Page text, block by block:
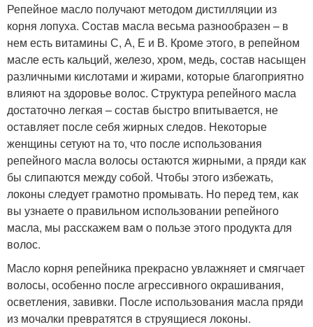
Репейное масло получают методом дистилляции из
корня лопуха. Состав масла весьма разнообразен – в
нем есть витамины С, А, Е и В. Кроме этого, в репейном
масле есть кальций, железо, хром, медь, состав насыщен
различными кислотами и жирами, которые благоприятно
влияют на здоровье волос. Структура репейного масла
достаточно легкая – состав быстро впитывается, не
оставляет после себя жирных следов. Некоторые
женщины сетуют на то, что после использования
репейного масла волосы остаются жирными, а пряди как
бы слипаются между собой. Чтобы этого избежать,
локоны следует грамотно промывать. Но перед тем, как
вы узнаете о правильном использовании репейного
масла, мы расскажем вам о пользе этого продукта для
волос.
Масло корня репейника прекрасно увлажняет и смягчает
волосы, особенно после агрессивного окрашивания,
осветления, завивки. После использования масла пряди
из мочалки превратятся в струящиеся локоны.